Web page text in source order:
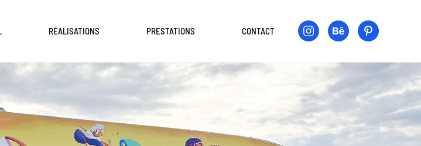
RÉALISATIONS PRESTATIONS CONTACT